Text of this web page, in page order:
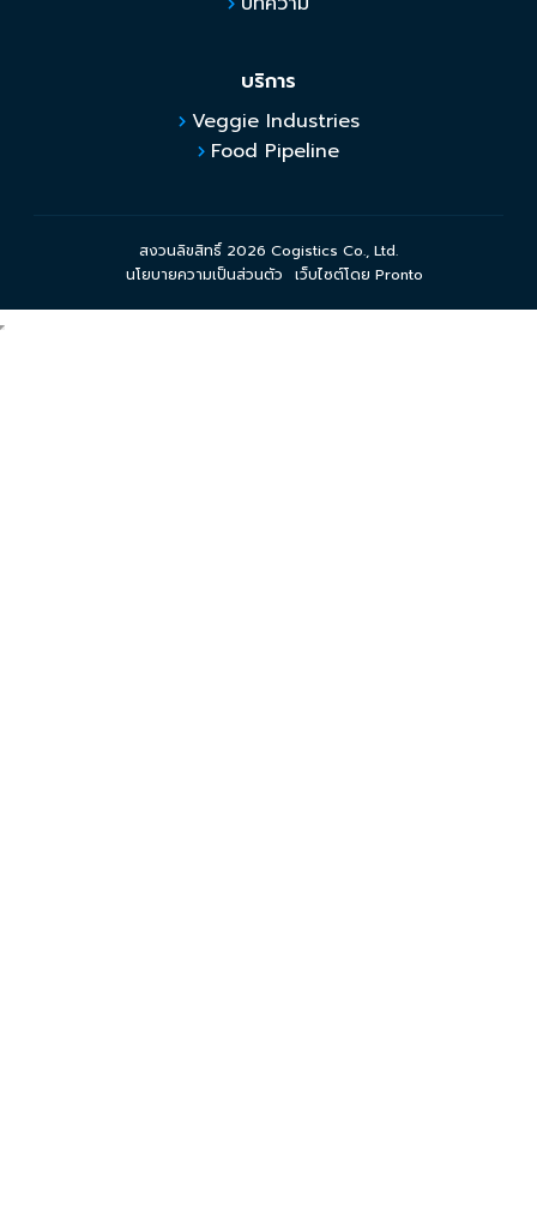
บริการ
Veggie Industries
Food Pipeline
สงวนลิขสิทธิ์ 2026 Cogistics Co., Ltd.
นโยบายความเป็นส่วนตัว
เว็บไซต์โดย Pronto